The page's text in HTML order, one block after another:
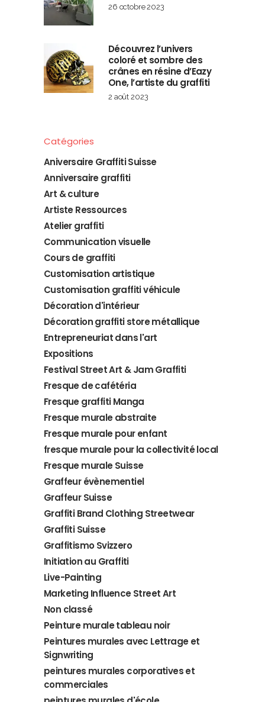
26 octobre 2023
Découvrez l’univers
coloré et sombre des
crânes en résine d’Eazy
One, l’artiste du graffiti
2 août 2023
Catégories
Aniversaire Graffiti Suisse
Anniversaire graffiti
Art & culture
Artiste Ressources
Atelier graffiti
Communication visuelle
Cours de graffiti
Customisation artistique
Customisation graffiti véhicule
Décoration d'intérieur
Décoration graffiti store métallique
Entrepreneuriat dans l'art
Expositions
Festival Street Art & Jam Graffiti
Fresque de cafétéria
Fresque graffiti Manga
Fresque murale abstraite
Fresque murale pour enfant
fresque murale pour la collectivité local
Fresque murale Suisse
Graffeur évènementiel
Graffeur Suisse
Graffiti Brand Clothing Streetwear
Graffiti Suisse
Graffitismo Svizzero
Initiation au Graffiti
Live-Painting
Marketing Influence Street Art
Non classé
Peinture murale tableau noir
Peintures murales avec Lettrage et
Signwriting
peintures murales corporatives et
commerciales